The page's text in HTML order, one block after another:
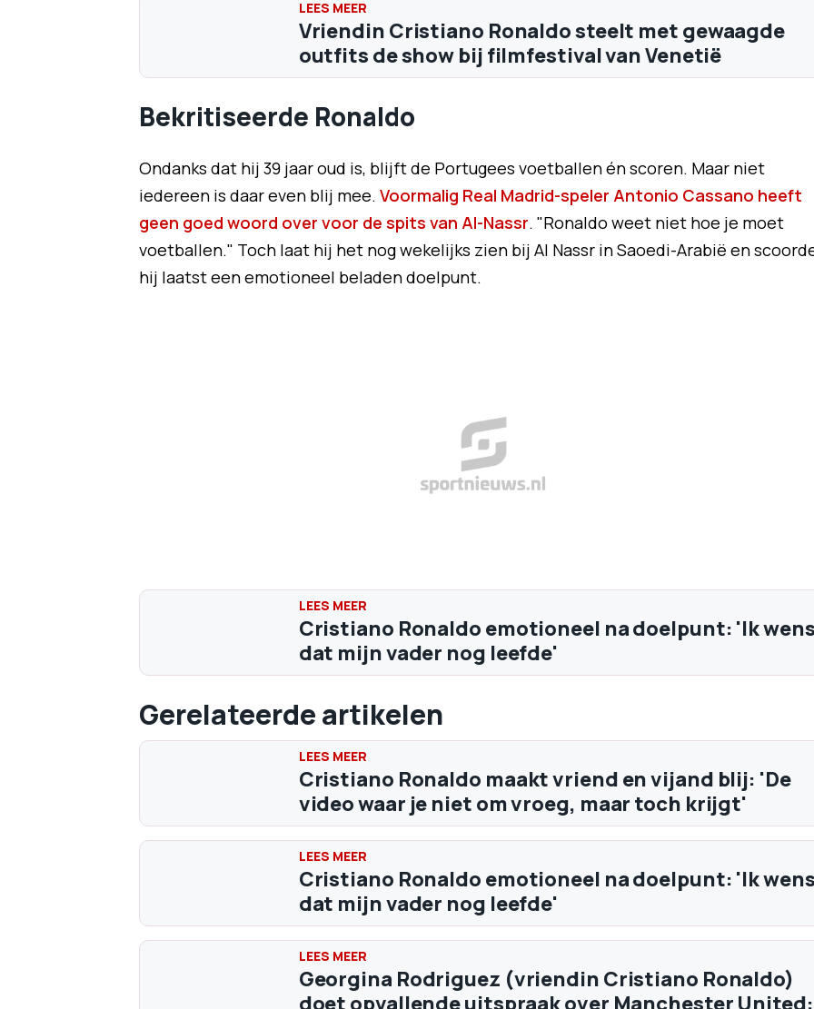
Vriendin Cristiano Ronaldo steelt met gewaagde
outfits de show bij filmfestival van Venetië
Bekritiseerde Ronaldo
Ondanks dat hij 39 jaar oud is, blijft de Portugees voetballen én scoren. Maar niet
iedereen is daar even blij mee. Voormalig Real Madrid-speler Antonio Cassano heeft
geen goed woord over voor de spits van Al-Nassr. "Ronaldo weet niet hoe je moet
voetballen." Toch laat hij het nog wekelijks zien bij Al Nassr in Saoedi-Arabië en
hij laatst een emotioneel beladen doelpunt.
Cristiano Ronaldo emotioneel na doelpunt: 'Ik
dat mijn vader nog leefde'
Gerelateerde artikelen
Cristiano Ronaldo maakt vriend en vijand blij: 'De
video waar je niet om vroeg, maar toch krijgt'
Cristiano Ronaldo emotioneel na doelpunt: 'Ik
dat mijn vader nog leefde'
Georgina Rodriguez (vriendin Cristiano Ronaldo)
doet opvallende uitspraak over Manchester United: